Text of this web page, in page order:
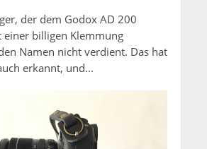
der dem Godox AD 200
einer billigen Klemmung
Namen nicht verdient. Das hat
erkannt, und...